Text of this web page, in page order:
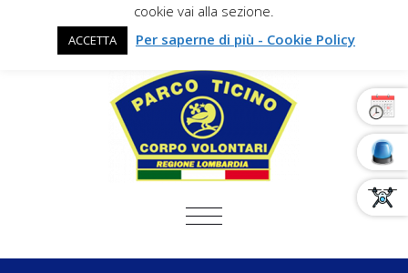
COMMUTA NAVIGAZIONE
cookie vai alla sezione.
ACCETTA Per saperne di più - Cookie Policy